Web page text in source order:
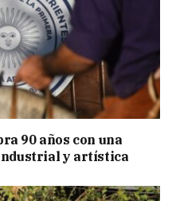
90 años con una
y artística